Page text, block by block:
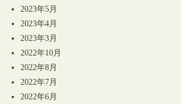
2023年5月
2023年4月
2023年3月
2022年10月
2022年8月
2022年7月
2022年6月